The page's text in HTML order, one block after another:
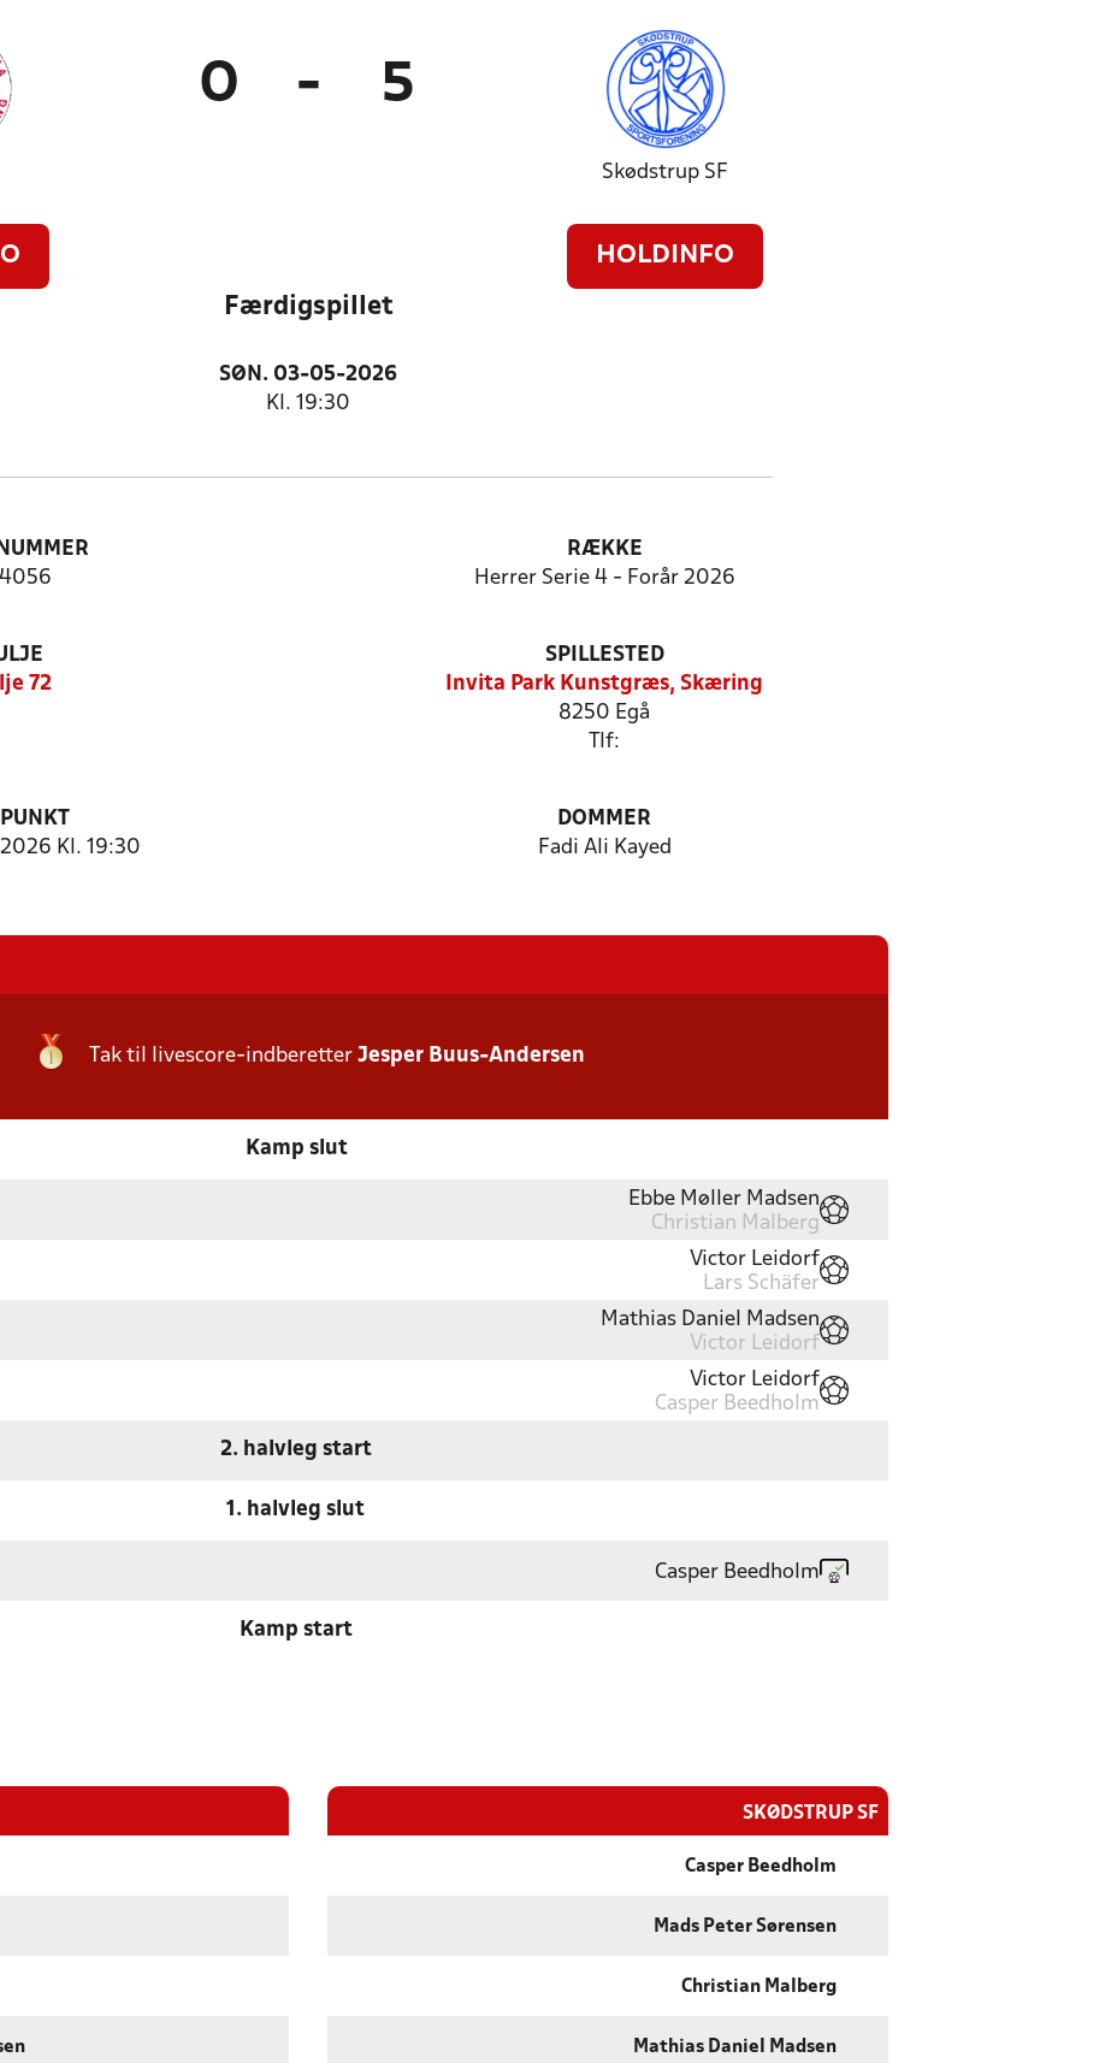
0 - 5
Skødstrup SF
HOLDINFO
Færdigspillet
SØN. 03-05-2026
Kl. 19:30
RÆKKE
Herrer Serie 4 - Forår 2026
72
SPILLESTED
Invita Park Kunstgræs, Skæring
8250 Egå
Tlf:
Kl. 19:30
DOMMER
Fadi Ali Kayed
Tak til livescore-indberetter Jesper Buus-Andersen
Kamp slut
Ebbe Møller Madsen
Christian Malberg
Victor Leidorf
Lars Schäfer
Mathias Daniel Madsen
Victor Leidorf
Victor Leidorf
Casper Beedholm
2. halvleg start
1. halvleg slut
Casper Beedholm
Kamp start
SKØDSTRUP SF
Casper Beedholm
Mads Peter Sørensen
Christian Malberg
Mathias Daniel Madsen